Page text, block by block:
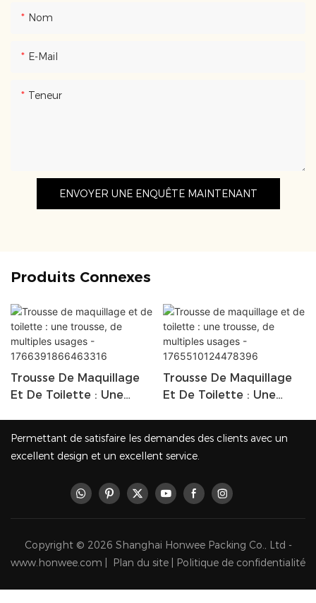
Nom
E-Mail
Teneur
ENVOYER UNE ENQUÊTE MAINTENANT
Produits Connexes
Trousse De Maquillage
Et De Toilette : Une
1766391866463316
Trousse De Maquillage
Et De Toilette : Une
1765510124478396
Permettant de satisfaire les demandes des clients avec un
excellent design et un excellent service.
Copyright © 2026 Shanghai Honwee Packing Co., Ltd -
www.honwee.com |
Plan du site Politique de confidentialité